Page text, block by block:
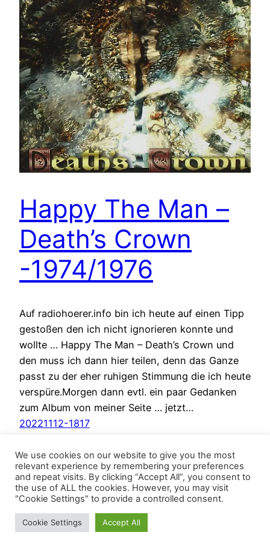
Happy The Man –
Death’s Crown
-1974/1976
Auf radiohoerer.info bin ich heute auf einen Tipp
gestoßen den ich nicht ignorieren konnte und
wollte … Happy The Man – Death’s Crown und
den muss ich dann hier teilen, denn das Ganze
passt zu der eher ruhigen Stimmung die ich heute
verspüre.Morgen dann evtl. ein paar Gedanken
zum Album von meiner Seite … jetzt…
20221112-1817
We use cookies on our website to give you the most
relevant experience by remembering your preferences
and repeat visits. By clicking “Accept All”, you consent to
the use of ALL the cookies. However, you may visit
"Cookie Settings" to provide a controlled consent.
Cookie Settings Accept All